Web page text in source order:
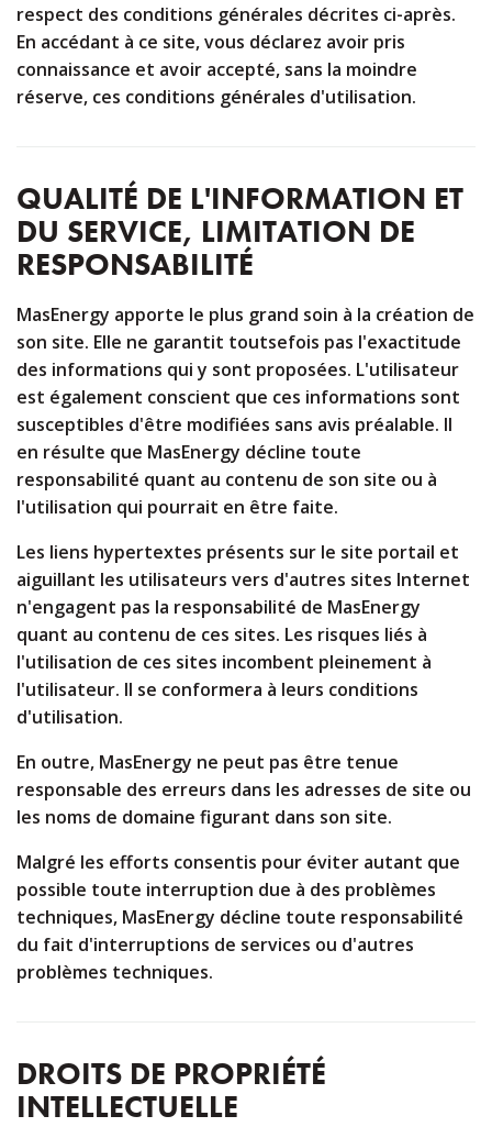
respect des conditions générales décrites ci-après.
En accédant à ce site, vous déclarez avoir pris
connaissance et avoir accepté, sans la moindre
réserve, ces conditions générales d'utilisation.
QUALITÉ DE L'INFORMATION ET
DU SERVICE, LIMITATION DE
RESPONSABILITÉ
MasEnergy apporte le plus grand soin à la création de
son site. Elle ne garantit toutsefois pas l'exactitude
des informations qui y sont proposées. L'utilisateur
est également conscient que ces informations sont
susceptibles d'être modifiées sans avis préalable. Il
en résulte que MasEnergy décline toute
responsabilité quant au contenu de son site ou à
l'utilisation qui pourrait en être faite.
Les liens hypertextes présents sur le site portail et
aiguillant les utilisateurs vers d'autres sites Internet
n'engagent pas la responsabilité de MasEnergy
quant au contenu de ces sites. Les risques liés à
l'utilisation de ces sites incombent pleinement à
l'utilisateur. Il se conformera à leurs conditions
d'utilisation.
En outre, MasEnergy ne peut pas être tenue
responsable des erreurs dans les adresses de site ou
les noms de domaine figurant dans son site.
Malgré les efforts consentis pour éviter autant que
possible toute interruption due à des problèmes
techniques, MasEnergy décline toute responsabilité
du fait d'interruptions de services ou d'autres
problèmes techniques.
DROITS DE PROPRIÉTÉ
INTELLECTUELLE